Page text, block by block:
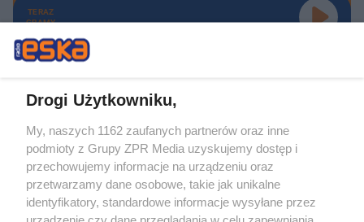
TERAZ
GRAMY
Żaden utwór zamieszczony w serwisie nie może być powielany i
rozpowszechniany lub dalej rozpowszechniany w jakikolwiek sposób (w
tym także elektroniczny lub mechaniczny) na jakimkolwiek polu
eksploatacji w jakiejkolwiek formie, włącznie z umieszczaniem w Internecie
bez pisemnej zgody właściciela praw. Jakiekolwiek użycie lub
wykorzystanie utworów w całości lub w części z naruszeniem prawa, tzn.
bez właściwej zgody, jest zabronione pod groźbą kary i może być ścigane
Drogi Użytkowniku,
My, naszych 1162 zaufanych partnerów oraz inne
podmioty z Grupy ZPR Media uzyskujemy dostęp i
przechowujemy informacje na urządzeniu oraz
przetwarzamy dane osobowe, takie jak unikalne
identyfikatory, standardowe informacje wysyłane przez
urządzenie czy dane przeglądania w celu zapewniania